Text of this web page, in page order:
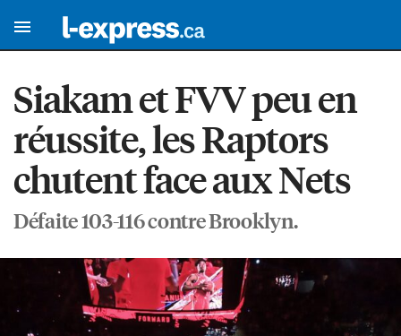
Siakam et FVV peu en
réussite, les Raptors
chutent face aux Nets
Défaite 103-116 contre Brooklyn.